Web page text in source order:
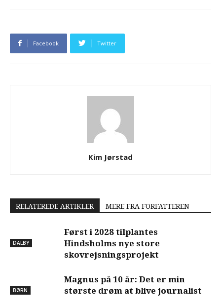
Facebook Twitter
Kim Jørstad
RELATEREDE ARTIKLER MERE FRA FORFATTEREN
DALBY
Først i 2028 tilplantes
Hindsholms nye store
skovrejsningsprojekt
BØRN
Magnus på 10 år: Det er min
største drøm at blive journalist